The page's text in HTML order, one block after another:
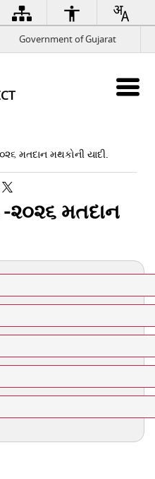
Government of Gujarat
મતદાન મથકોની યાદી.
૨૦૨૬ મતદાન